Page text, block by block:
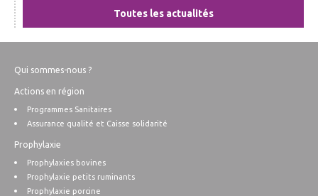
Toutes les actualités
Qui sommes-nous ?
Actions en région
Programmes Sanitaires
Assurance qualité et Caisse solidarité
Prophylaxie
Prophylaxies bovines
Prophylaxie petits ruminants
Prophylaxie porcine